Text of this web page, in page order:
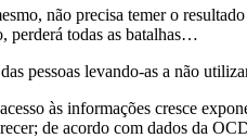
não precisa temer o
perderá todas as batalhas…
pessoas levando-as a não
às informações cresce
de acordo com dados da